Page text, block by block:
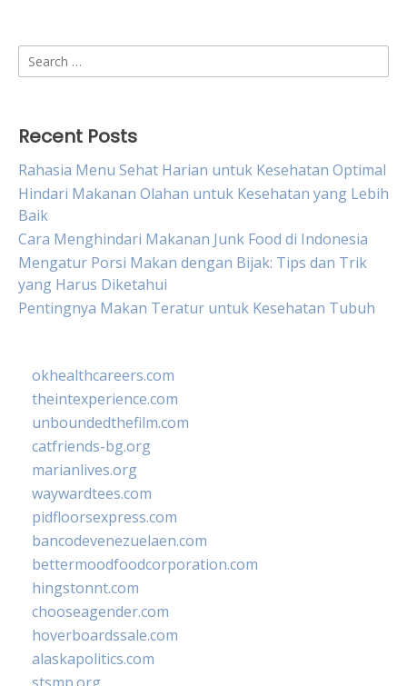
Search
for:
Recent Posts
Rahasia Menu Sehat Harian untuk Kesehatan Optimal
Hindari Makanan Olahan untuk Kesehatan yang Lebih
Baik
Cara Menghindari Makanan Junk Food di Indonesia
Mengatur Porsi Makan dengan Bijak: Tips dan Trik
yang Harus Diketahui
Pentingnya Makan Teratur untuk Kesehatan Tubuh
okhealthcareers.com
theintexperience.com
unboundedthefilm.com
catfriends-bg.org
marianlives.org
waywardtees.com
pidfloorsexpress.com
bancodevenezuelaen.com
bettermoodfoodcorporation.com
hingstonnt.com
chooseagender.com
hoverboardssale.com
alaskapolitics.com